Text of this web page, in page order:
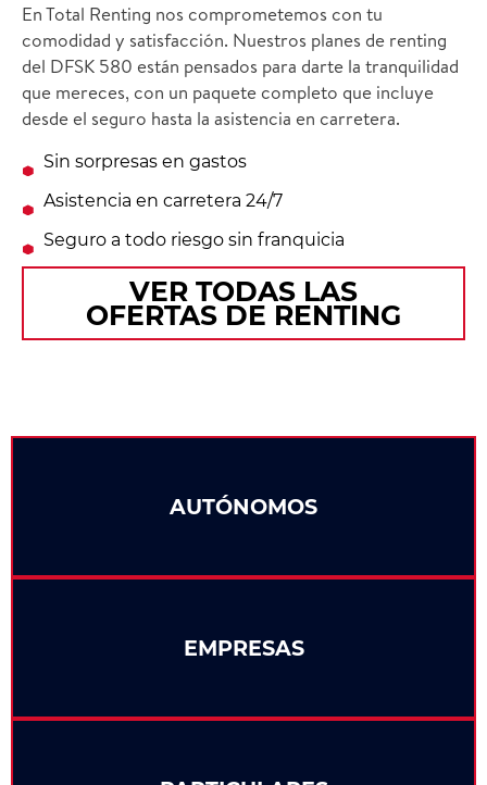
En Total Renting nos comprometemos con tu
comodidad y satisfacción. Nuestros planes de renting
del DFSK 580 están pensados para darte la tranquilidad
que mereces, con un paquete completo que incluye
desde el seguro hasta la asistencia en carretera.
Sin sorpresas en gastos
Asistencia en carretera 24/7
Seguro a todo riesgo sin franquicia
VER TODAS LAS
OFERTAS DE RENTING
AUTÓNOMOS
EMPRESAS